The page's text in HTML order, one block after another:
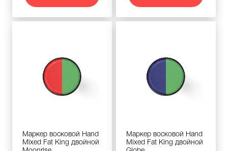
Маркер восковой Hand
Mixed Fat King двойной
Маркер восковой Hand
Mixed Fat King двойной